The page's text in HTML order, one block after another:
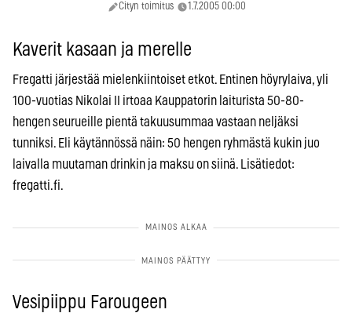
Cityn toimitus 1.7.2005 00:00
Kaverit kasaan ja merelle
Fregatti järjestää mielenkiintoiset etkot. Entinen höyrylaiva, yli
100-vuotias Nikolai II irtoaa Kauppatorin laiturista 50-80-
hengen seurueille pientä takuusummaa vastaan neljäksi
tunniksi. Eli käytännössä näin: 50 hengen ryhmästä kukin juo
laivalla muutaman drinkin ja maksu on siinä. Lisätiedot:
fregatti.fi.
Vesipiippu Farougeen